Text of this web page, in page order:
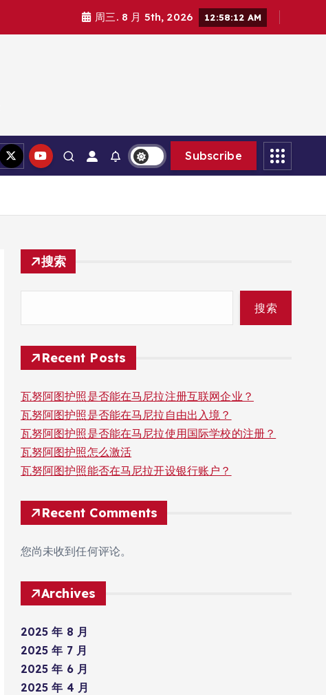
周三. 8 月 5th, 2026 12:58:14 AM
Subscribe
搜索
搜索
Recent Posts
瓦努阿图护照是否能在马尼拉注册互联网企业？
瓦努阿图护照是否能在马尼拉自由出入境？
瓦努阿图护照是否能在马尼拉使用国际学校的注册？
瓦努阿图护照怎么激活
瓦努阿图护照能否在马尼拉开设银行账户？
Recent Comments
您尚未收到任何评论。
Archives
2025 年 8 月
2025 年 7 月
2025 年 6 月
2025 年 4 月